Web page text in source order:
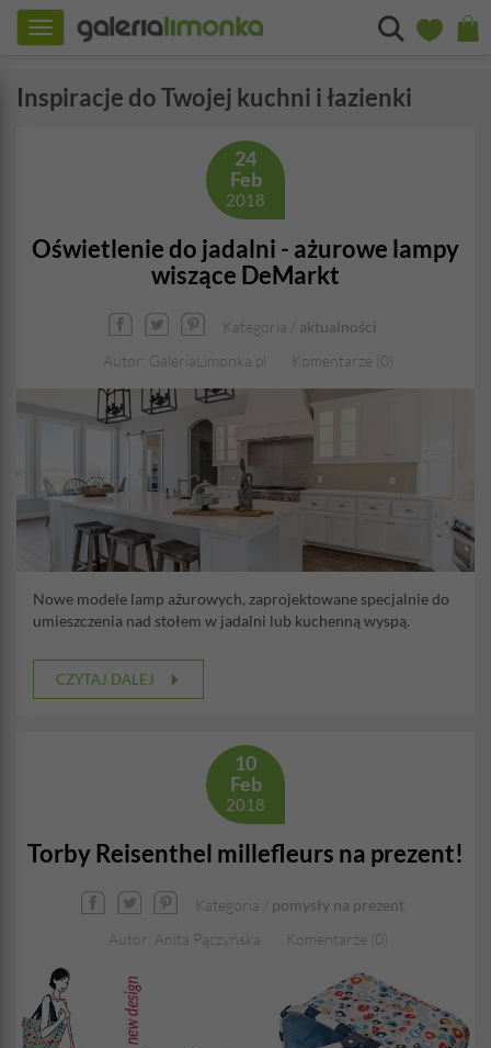
Toggle
navigation
Inspiracje do Twojej kuchni i łazienki
24
Feb
2018
Oświetlenie do jadalni - ażurowe lampy
wiszące DeMarkt
Kategoria / aktualności
Autor: GaleriaLimonka.pl
Komentarze (0)
Nowe modele lamp ażurowych, zaprojektowane specjalnie do
umieszczenia nad stołem w jadalni lub kuchenną wyspą.
CZYTAJ DALEJ
10
Feb
2018
Torby Reisenthel millefleurs na prezent!
Kategoria / pomysły na prezent
Autor: Anita Pączyńska
Komentarze (0)